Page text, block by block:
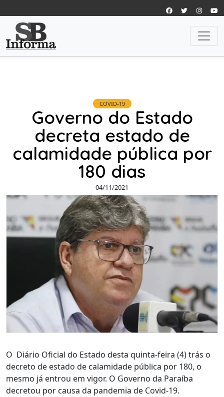
COVID-19
Governo do Estado
decreta estado de
calamidade pública por
180 dias
04/11/2021
O Diário Oficial do Estado desta quinta-feira (4) trás o
decreto de estado de calamidade pública por 180, o
mesmo já entrou em vigor. O Governo da Paraíba
decretou por causa da pandemia de Covid-19.